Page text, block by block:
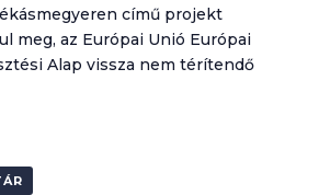
című projekt
meg, az Európai Unió Európai
Alap vissza nem térítendő